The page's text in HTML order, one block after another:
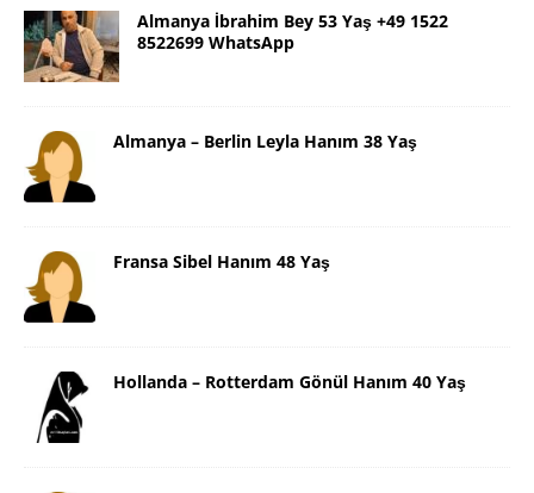
Almanya İbrahim Bey 53 Yaş +49 1522
8522699 WhatsApp
Almanya – Berlin Leyla Hanım 38 Yaş
Fransa Sibel Hanım 48 Yaş
Hollanda – Rotterdam Gönül Hanım 40 Yaş